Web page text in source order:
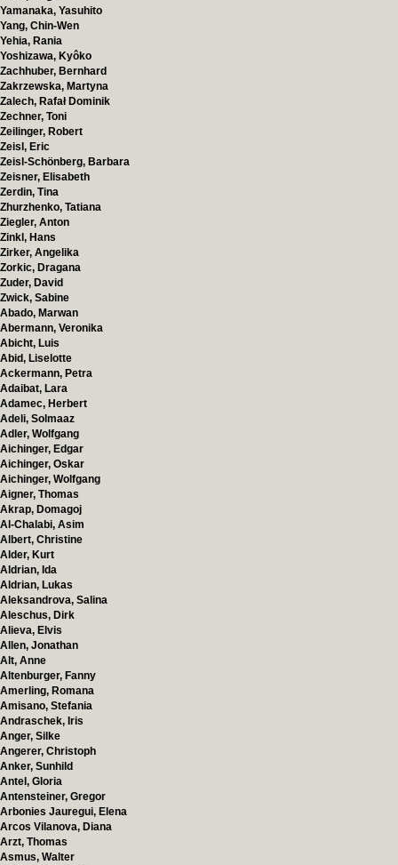
Yamanaka, Yasuhito
Yang, Chin-Wen
Yehia, Rania
Yoshizawa, Kyôko
Zachhuber, Bernhard
Zakrzewska, Martyna
Zalech, Rafał Dominik
Zechner, Toni
Zeilinger, Robert
Zeisl, Eric
Zeisl-Schönberg, Barbara
Zeisner, Elisabeth
Zerdin, Tina
Zhurzhenko, Tatiana
Ziegler, Anton
Zinkl, Hans
Zirker, Angelika
Zorkic, Dragana
Zuder, David
Zwick, Sabine
Abado, Marwan
Abermann, Veronika
Abicht, Luis
Abid, Liselotte
Ackermann, Petra
Adaibat, Lara
Adamec, Herbert
Adeli, Solmaaz
Adler, Wolfgang
Aichinger, Edgar
Aichinger, Oskar
Aichinger, Wolfgang
Aigner, Thomas
Akrap, Domagoj
Al-Chalabi, Asim
Albert, Christine
Alder, Kurt
Aldrian, Ida
Aldrian, Lukas
Aleksandrova, Salina
Aleschus, Dirk
Alieva, Elvis
Allen, Jonathan
Alt, Anne
Altenburger, Fanny
Amerling, Romana
Amisano, Stefania
Andraschek, Iris
Anger, Silke
Angerer, Christoph
Anker, Sunhild
Antel, Gloria
Antensteiner, Gregor
Arbonies Jauregui, Elena
Arcos Vilanova, Diana
Arzt, Thomas
Asmus, Walter